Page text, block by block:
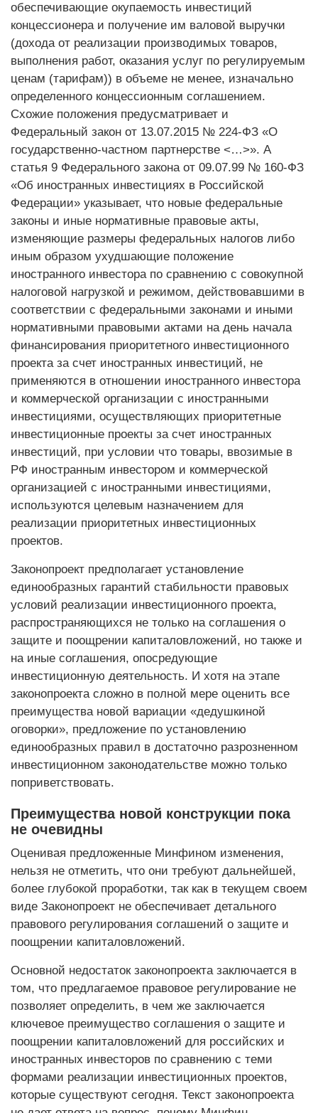
обеспечивающие окупаемость инвестиций
концессионера и получение им валовой выручки
(дохода от реализации производимых товаров,
выполнения работ, оказания услуг по регулируемым
ценам (тарифам)) в объеме не менее, изначально
определенного концессионным соглашением.
Схожие положения предусматривает и
Федеральный закон от 13.07.2015 № 224-ФЗ «О
государственно-частном партнерстве <…>». А
статья 9 Федерального закона от 09.07.99 № 160-ФЗ
«Об иностранных инвестициях в Российской
Федерации» указывает, что новые федеральные
законы и иные нормативные правовые акты,
изменяющие размеры федеральных налогов либо
иным образом ухудшающие положение
иностранного инвестора по сравнению с совокупной
налоговой нагрузкой и режимом, действовавшими в
соответствии с федеральными законами и иными
нормативными правовыми актами на день начала
финансирования приоритетного инвестиционного
проекта за счет иностранных инвестиций, не
применяются в отношении иностранного инвестора
и коммерческой организации с иностранными
инвестициями, осуществляющих приоритетные
инвестиционные проекты за счет иностранных
инвестиций, при условии что товары, ввозимые в
РФ иностранным инвестором и коммерческой
организацией с иностранными инвестициями,
используются целевым назначением для
реализации приоритетных инвестиционных
проектов.
Законопроект предполагает установление
единообразных гарантий стабильности правовых
условий реализации инвестиционного проекта,
распространяющихся не только на соглашения о
защите и поощрении капиталовложений, но также и
на иные соглашения, опосредующие
инвестиционную деятельность. И хотя на этапе
законопроекта сложно в полной мере оценить все
преимущества новой вариации «дедушкиной
оговорки», предложение по установлению
единообразных правил в достаточно разрозненном
инвестиционном законодательстве можно только
поприветствовать.
Преимущества новой конструкции пока
не очевидны
Оценивая предложенные Минфином изменения,
нельзя не отметить, что они требуют дальнейшей,
более глубокой проработки, так как в текущем своем
виде Законопроект не обеспечивает детального
правового регулирования соглашений о защите и
поощрении капиталовложений.
Основной недостаток законопроекта заключается в
том, что предлагаемое правовое регулирование не
позволяет определить, в чем же заключается
ключевое преимущество соглашения о защите и
поощрении капиталовложений для российских и
иностранных инвесторов по сравнению с теми
формами реализации инвестиционных проектов,
которые существуют сегодня. Текст законопроекта